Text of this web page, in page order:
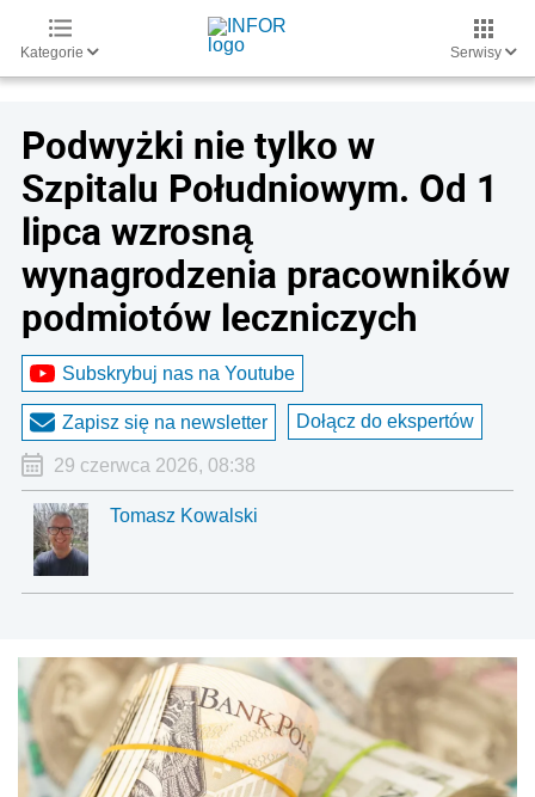
Kategorie Serwisy
Podwyżki nie tylko w
Szpitalu Południowym. Od 1
lipca wzrosną
wynagrodzenia pracowników
podmiotów leczniczych
Subskrybuj nas na Youtube
Zapisz się na newsletter Dołącz do ekspertów
29 czerwca 2026, 08:38
Tomasz Kowalski